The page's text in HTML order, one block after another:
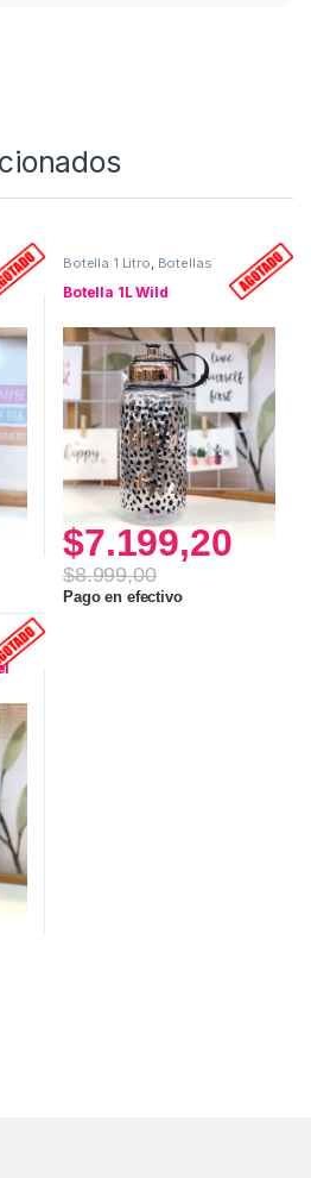
Botella 1 Litro Botellas
Botella 1L Wild
$7.199,20
$8.999,00
Pago en efectivo